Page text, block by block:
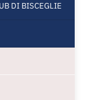
DI BISCEGLIE